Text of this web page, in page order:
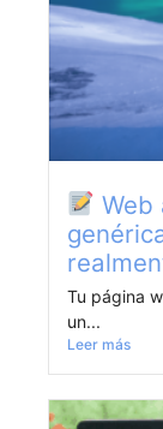
Web
Tu página
un...
Leer más